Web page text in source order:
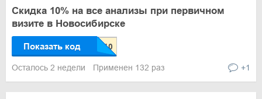
Скидка 10% на все анализы при первичном
визите в Новосибирске
Показать код
Осталось 2 недели Применен 132 раз +1